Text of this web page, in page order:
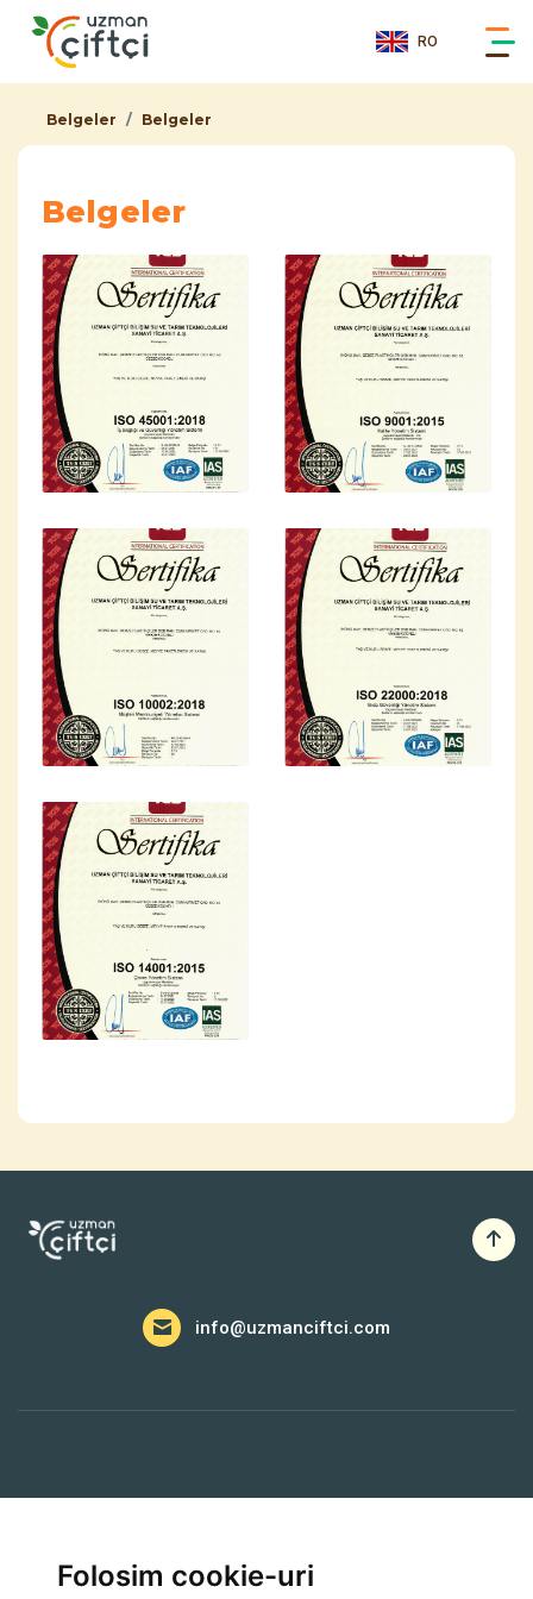
Folosim cookie-uri
RO
Belgeler Belgeler
Belgeler
info@uzmanciftci.com
Farmer API